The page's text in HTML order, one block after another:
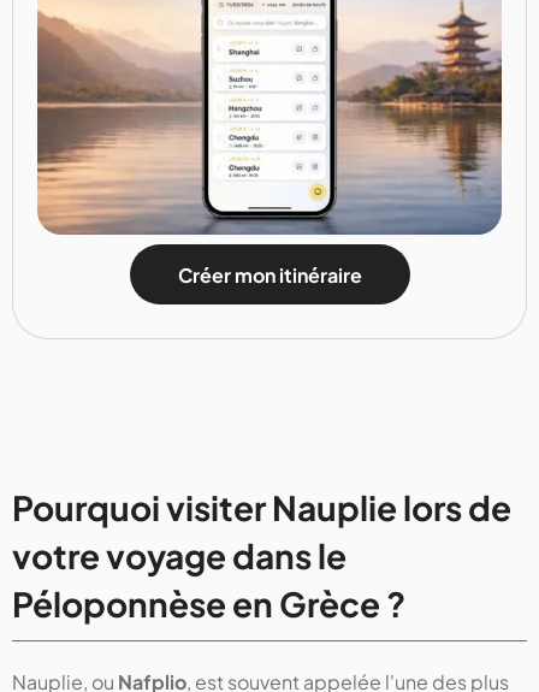
Créer mon itinéraire
Pourquoi visiter Nauplie lors de
votre voyage dans le
Péloponnèse en Grèce ?
Nauplie, ou Nafplio, est souvent appelée l'une des plus